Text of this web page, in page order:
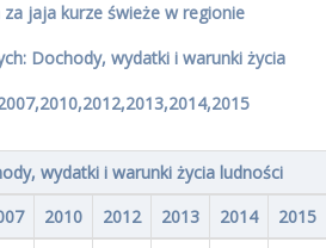
za jaja kurze świeże w regionie
Dochody, wydatki i warunki życia
wydatki i warunki życia ludności
2010 2012 2013 2014
2015